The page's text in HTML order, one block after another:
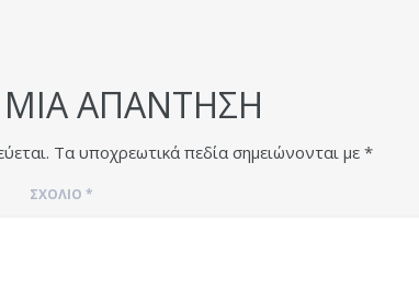
ΑΠΆΝΤΗΣΗ
Τα υποχρεωτικά πεδία σημειώνονται με *
ΣΧΌΛΙΟ *